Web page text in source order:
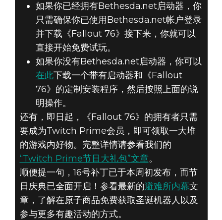
如果你已经拥有Bethesda.net启动器，你
只需确保你已使用Bethesda.net帐户登录
并下载《Fallout 76》接下来，你就可以
直接开始免费试玩。
如果你没有Bethesda.net启动器，你可以
在此下载一个带有启动器和《Fallout
76》的定制安装程序，然后按照上面的说
明操作。
还有，即日起，《Fallout 76》的拥有者只需
要成为Twitch Prime会员，即可领取一大堆
的游戏内好物。完整详情请参看我们的
“Twitch Prime节日大礼包”文章。
顺便提一句，16号补丁已于本周初发布，而节
日庆典已全面开启！参看最新的避难所内幕文
章，了解在原子商品免费获取圣诞机器人以及
参与更多有趣活动的方式。